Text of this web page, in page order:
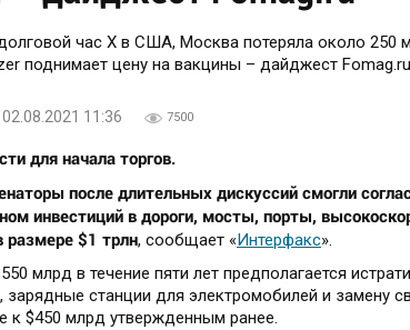
02.08.2021 11:36 7500
для начала торгов.
после длительных дискуссий смогли
инвестиций в дороги, мосты, порты,
размере $1 трлн, сообщает «Интерфакс».
млрд в течение пяти лет предполагается
зарядные станции для электромобилей и замену
к $450 млрд утвержденным ранее.